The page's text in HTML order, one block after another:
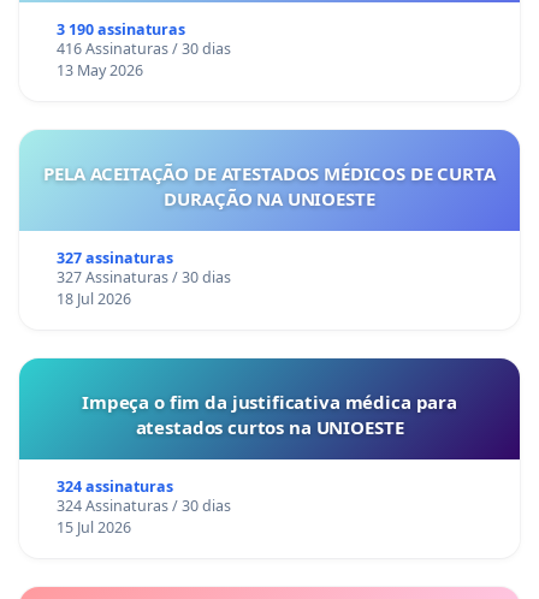
3 190 assinaturas
416 Assinaturas / 30 dias
13 May 2026
PELA ACEITAÇÃO DE ATESTADOS MÉDICOS DE CURTA
DURAÇÃO NA UNIOESTE
327 assinaturas
327 Assinaturas / 30 dias
18 Jul 2026
Impeça o fim da justificativa médica para
atestados curtos na UNIOESTE
324 assinaturas
324 Assinaturas / 30 dias
15 Jul 2026